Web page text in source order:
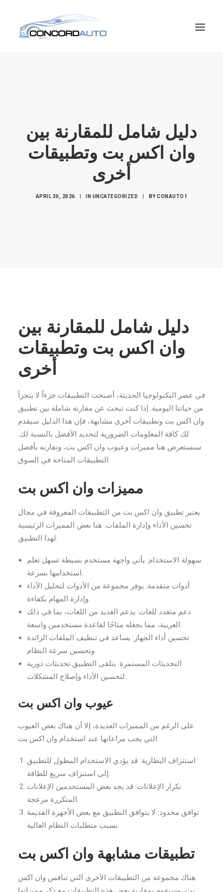
SEARCH
دليل شامل للمقارنة بين
وان اكس بت وتطبيقات
أخرى
APRIL 30, 2026 IN UNCATEGORIZED BYCONAUTO1
دليل شامل للمقارنة بين
وان اكس بت وتطبيقات
أخرى
في عصر التكنولوجيا الحديثة، أصبحت التطبيقات جزءاً لا يتجزأ
من حياتنا اليومية. إذا كنت تبحث عن مقارنة شاملة بين تطبيق
وان اكس بت وتطبيقات أخرى مشابهة، فإن هذا الدليل سيقدم
لك كافة المعلومات الضرورية لتحديد الأفضل بالنسبة لك.
سنستعرض هنا مميزات وعيوب وان اكس بت، ونقارنه بأفضل
التطبيقات المتاحة في السوق.
مميزات وان اكس بت
يعتبر تطبيق وان اكس بت من التطبيقات المعروفة في مجال
تحسين الأداء وإدارة الملفات. هنا بعض المميزات الرئيسية
لهذا التطبيق:
سهولة الاستخدام: يأتي واجهة مستخدم بسيطة تسهل تعلم
استخدامها بسرعة.
أدوات متقدمة: يوفر مجموعة من الأدوات لتحليل الأداء
وإدارة المهام بكفاءة.
دعم متعدد للغات: يدعم العديد من اللغات، بما في ذلك
العربية، مما يجعله متاحًا لقاعدة مستخدمين واسعة.
تحسين أداء الجهاز: يساعد في تنظيف الملفات الزائدة
وتحسين سرعة النظام.
التحديثات المستمرة: يتلقى التطبيق تحديثات دورية
لتحسين الأداء وإصلاح المشكلات.
عيوب وان اكس بت
على الرغم من المميزات العديدة، إلا أن هناك بعض العيوب
التي يجب مراعاتها عند استخدام وان اكس بت:
استنزاف البطارية: قد يؤدي الاستخدام المطول للتطبيق
إلى استنزاف سريع للطاقة.
تكرار الإعلانات: قد يجد بعض المستخدمين الإعلانات
المتكررة مزعجة.
توافق محدود: لا يتوافق التطبيق مع بعض الأجهزة القديمة
بسبب متطلبات النظام العالية.
تطبيقات مشابهة وان اكس بت
هناك مجموعة من التطبيقات الأخرى التي تنافس وان اكس